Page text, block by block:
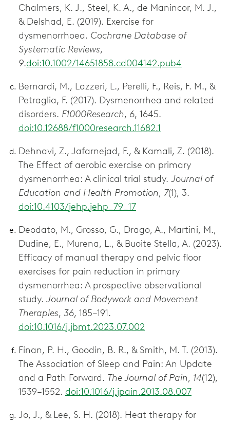
Chalmers, K. J., Steel, K. A., de Manincor, M. J.,
& Delshad, E. (2019). Exercise for
dysmenorrhoea. Cochrane Database of
Systematic Reviews,
9.doi:10.1002/14651858.cd004142.pub4
Bernardi, M., Lazzeri, L., Perelli, F., Reis, F. M., &
Petraglia, F. (2017). Dysmenorrhea and related
disorders. F1000Research, 6, 1645.
doi:10.12688/f1000research.11682.1
Dehnavi, Z., Jafarnejad, F., & Kamali, Z. (2018).
The Effect of aerobic exercise on primary
dysmenorrhea: A clinical trial study. Journal of
Education and Health Promotion, 7(1), 3.
doi:10.4103/jehp.jehp_79_17
Deodato, M., Grosso, G., Drago, A., Martini, M.,
Dudine, E., Murena, L., & Buoite Stella, A. (2023).
Efficacy of manual therapy and pelvic floor
exercises for pain reduction in primary
dysmenorrhea: A prospective observational
study. Journal of Bodywork and Movement
Therapies, 36, 185–191.
doi:10.1016/j.jbmt.2023.07.002
Finan, P. H., Goodin, B. R., & Smith, M. T. (2013).
The Association of Sleep and Pain: An Update
and a Path Forward. The Journal of Pain, 14(12),
1539–1552. doi:10.1016/j.jpain.2013.08.007
Jo, J., & Lee, S. H. (2018). Heat therapy for